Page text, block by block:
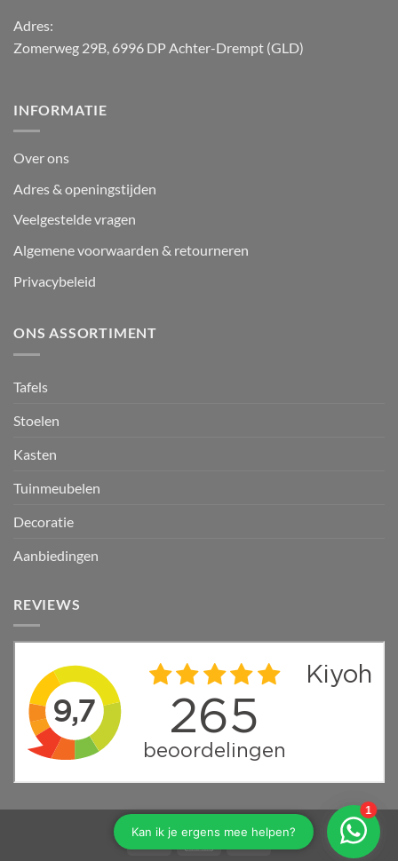
Adres:
Zomerweg 29B, 6996 DP Achter-Drempt (GLD)
INFORMATIE
Over ons
Adres & openingstijden
Veelgestelde vragen
Algemene voorwaarden & retourneren
Privacybeleid
ONS ASSORTIMENT
Tafels
Stoelen
Kasten
Tuinmeubelen
Decoratie
Aanbiedingen
REVIEWS
PayPal BancontactMollie